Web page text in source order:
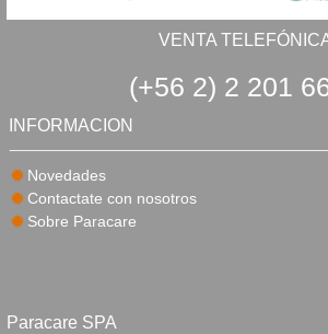
VENTA
(+56 2) 2 201
INFORMACION
Novedades
Contactate con nosotros
Sobre Paracare
Paracare SPA